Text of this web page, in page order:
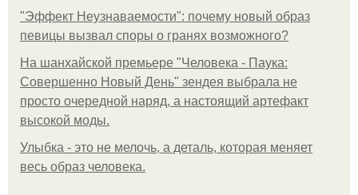
"Эффект Неузнаваемости": почему новый образ
певицы вызвал споры о гранях возможного?
На шанхайской премьере "Человека - Паука:
Совершенно Новый День" зендея выбрала не
просто очередной наряд, а настоящий артефакт
высокой моды.
Улыбка - это не мелочь, а деталь, которая меняет
весь образ человека.